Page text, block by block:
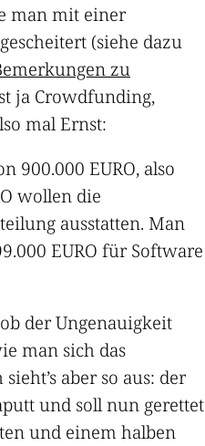
man mit einer
(siehe dazu
zu
ja Crowdfunding,
mal Ernst:
900.000 EURO, also
wollen die
ausstatten. Man
EURO für Software
der Ungenauigkeit
man sich das
aber so aus: der
und soll nun gerettet
und einem halben